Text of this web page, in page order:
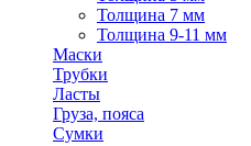
Толщина 7 мм
Толщина 9-11 мм
Маски
Трубки
Ласты
Груза, пояса
Сумки